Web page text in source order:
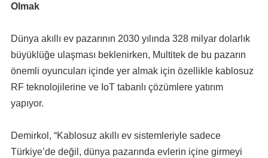
Olmak
Dünya akıllı ev pazarının 2030 yılında 328 milyar dolarlık
büyüklüğe ulaşması beklenirken, Multitek de bu pazarın
önemli oyuncuları içinde yer almak için özellikle kablosuz
RF teknolojilerine ve IoT tabanlı çözümlere yatırım
yapıyor.
Demirkol, “Kablosuz akıllı ev sistemleriyle sadece
Türkiye’de değil, dünya pazarında evlerin içine girmeyi